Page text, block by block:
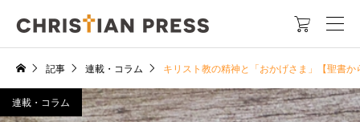

記事 連載・コラム キリスト教の精神と「おかげさま」【聖書か
連載・コラム